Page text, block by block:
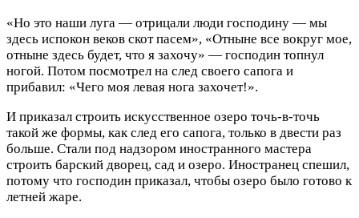
«Но это наши луга — отрицали люди господину — мы
здесь испокон веков скот пасем», «Отныне все вокруг мое,
отныне здесь будет, что я захочу» — господин топнул
ногой. Потом посмотрел на след своего сапога и
прибавил: «Чего моя левая нога захочет!».
И приказал строить искусственное озеро точь-в-точь
такой же формы, как след его сапога, только в двести раз
больше. Стали под надзором иностранного мастера
строить барский дворец, сад и озеро. Иностранец спешил,
потому что господин приказал, чтобы озеро было готово к
летней жаре.